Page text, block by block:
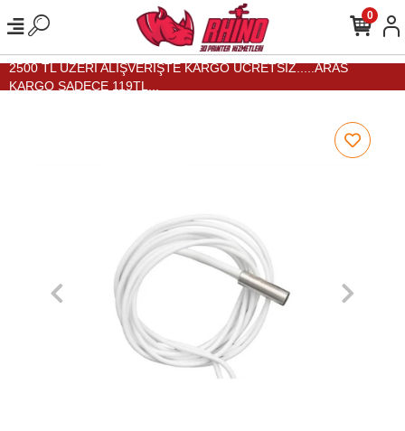
2500 TL ÜZERİ ALIŞVERİŞTE KARGO ÜCRETSİZ.....ARAS
KARGO SADECE 119TL...
0